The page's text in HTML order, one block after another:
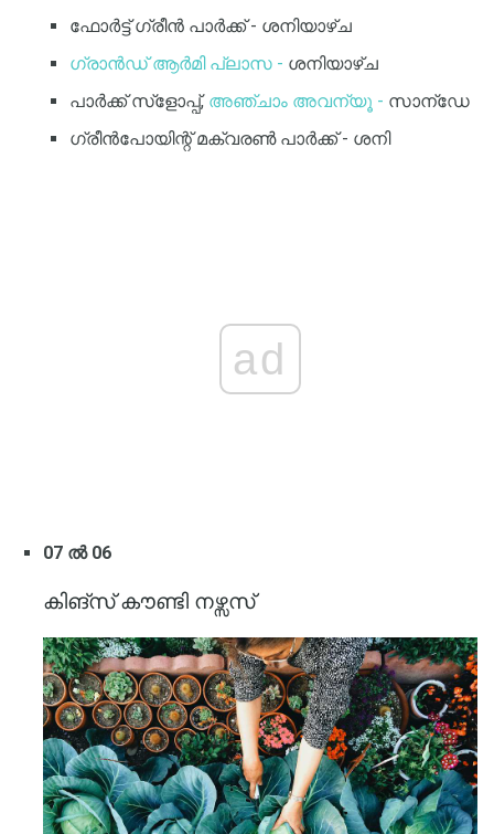
ഫോർട്ട് ഗ്രീൻ പാർക്ക് - ശനിയാഴ്ച
ഗ്രാൻഡ് ആർമി പ്ലാസ - ശനിയാഴ്ച
പാർക്ക് സ്ളോപ്പ്, അഞ്ചാം അവന്യൂ - സാന്ഡേ
ഗ്രീൻപോയിന്റ് മക്വരൺ പാർക്ക് - ശനി
ad
07 ൽ 06
കിങ്സ് കൗണ്ടി നഴ്സസ്